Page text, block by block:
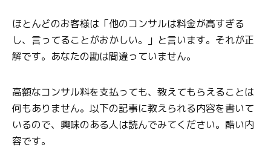
ほとんどのお客様は「他のコンサルは料金が高すぎる
し、言ってることがおかしい。」と言います。それが正
解です。あなたの勘は間違っていません。
高額なコンサル料を支払っても、教えてもらえることは
何もありません。以下の記事に教えられる内容を書いて
いるので、興味のある人は読んでみてください。酷い内
容です。